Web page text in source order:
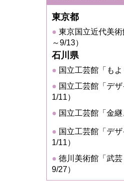
東京都
東京国立近代美
～9/13）
石川県
国立工芸館「もよ
国立工芸館「デ
1/11）
国立工芸館「金継
国立工芸館「デ
1/11）
徳川美術館「武
9/27）